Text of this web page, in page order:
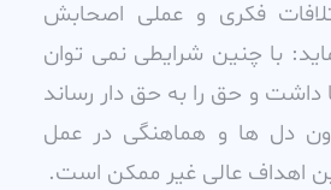
فکرى و عملى اصحابش
با چنين شرايطى نمى توان
داشت و حق را به حق دار رساند
دل ها و هماهنگى در عمل
اهداف عالى غير ممکن است.